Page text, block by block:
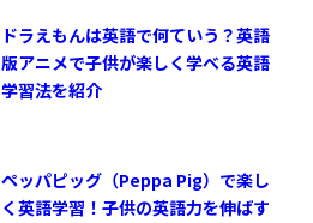
ドラえもんは英語で何ていう？英語
版アニメで子供が楽しく学べる英語
学習法を紹介
ペッパピッグ（Peppa Pig）で楽し
く英語学習！子供の英語力を伸ばす